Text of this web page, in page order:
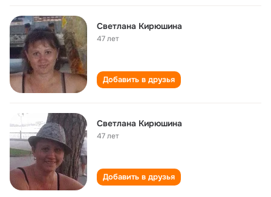
Светлана Кирюшина
47 лет
Добавить в друзья
Светлана Кирюшина
47 лет
Добавить в друзья